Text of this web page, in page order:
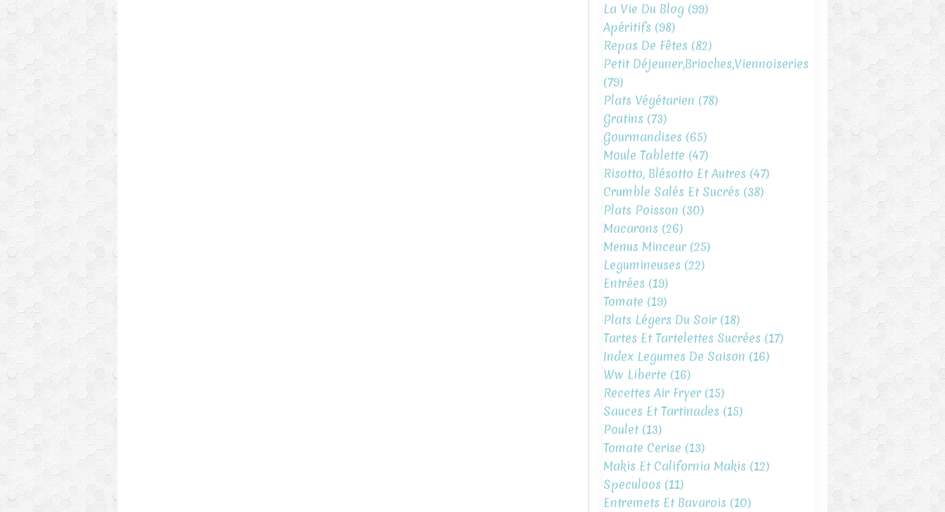
La Vie Du Blog (99)
Apéritifs (98)
Repas De Fêtes (82)
Petit Déjeuner,brioches,viennoiseries
(79)
Plats Végétarien (78)
Gratins (73)
Gourmandises (65)
Moule Tablette (47)
Risotto, Blésotto Et Autres (47)
Crumble Salés Et Sucrés (38)
Plats Poisson (30)
Macarons (26)
Menus Minceur (25)
Legumineuses (22)
Entrées (19)
Tomate (19)
Plats Légers Du Soir (18)
Tartes Et Tartelettes Sucrées (17)
Index Legumes De Saison (16)
Ww Liberte (16)
Recettes Air Fryer (15)
Sauces Et Tartinades (15)
Poulet(13)
Tomate Cerise (13)
Makis Et California Makis (12)
Speculoos (11)
Entremets Et Bavarois (10)